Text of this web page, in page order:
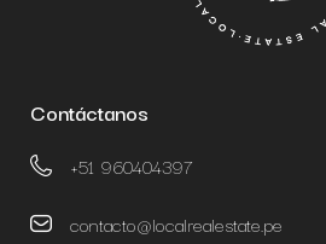
Contáctanos
+51 960404397
contacto@localrealestate.pe